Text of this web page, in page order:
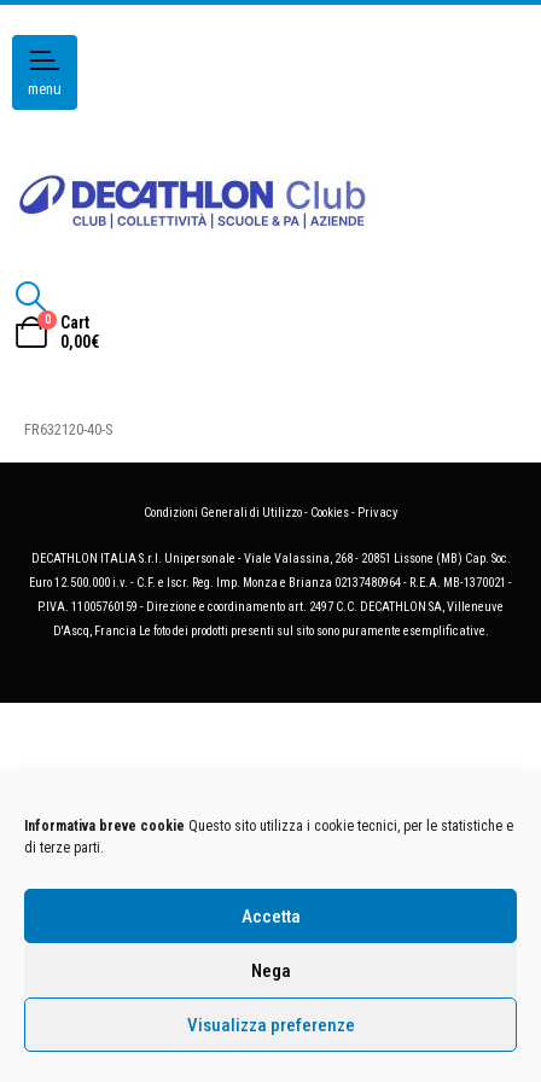
Informativa breve cookie Questo sito utilizza i cookie tecnici, per le statistiche e
di terze parti.
Accetta
Nega
Visualizza preferenze
menu
0
Cart
0,00€
FR632120-40-S
Condizioni Generali di Utilizzo- Cookies- Privacy
DECATHLON ITALIA S.r.l. Unipersonale - Viale Valassina, 268 - 20851 Lissone (MB) Cap. Soc.
Euro 12.500.000 i.v. - C.F. e Iscr. Reg. Imp. Monza e Brianza 02137480964 - R.E.A. MB-1370021 -
P.IVA. 11005760159 - Direzione e coordinamento art. 2497 C.C. DECATHLON SA, Villeneuve
D'Ascq, Francia Le foto dei prodotti presenti sul sito sono puramente esemplificative.